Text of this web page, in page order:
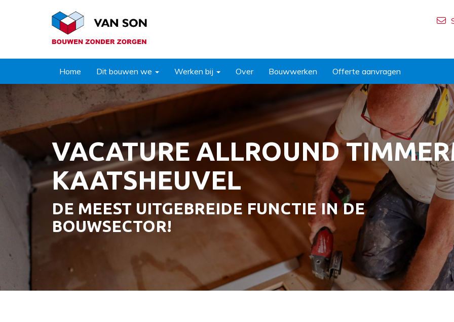
Home Dit bouwen we Werken bij Over Bouwwerken Offerte aanvragen
VACATURE ALLROUND
KAATSHEUVEL
DE MEEST UITGEBREIDE FUNCTIE IN DE
BOUWSECTOR!